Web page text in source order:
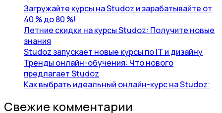
Загружайте курсы на Studoz и зарабатывайте от
40 % до 80 %!
Летние скидки на курсы Studoz: Получите новые
знания
Studoz запускает новые курсы по IT и дизайну
Тренды онлайн-обучения: Что нового
предлагает Studoz
Как выбрать идеальный онлайн-курс на Studoz:
Свежие комментарии